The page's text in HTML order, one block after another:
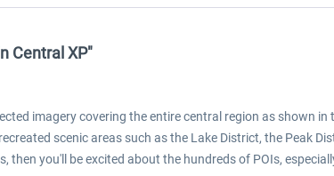
Central XP"
imagery covering the entire central region as shown in
scenic areas such as the Lake District, the Peak
you'll be excited about the hundreds of POIs,